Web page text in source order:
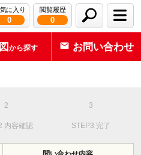
に入り
0
閲覧履歴
0
から探す お問い合わせ
内容確認 STEP3 完了